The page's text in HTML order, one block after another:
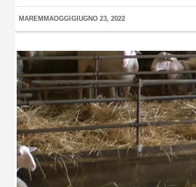
MAREMMAOGGI GIUGNO 23, 2022